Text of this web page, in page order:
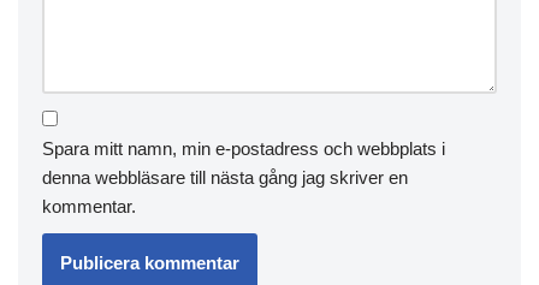
Spara mitt namn, min e-postadress och webbplats i
denna webbläsare till nästa gång jag skriver en
kommentar.